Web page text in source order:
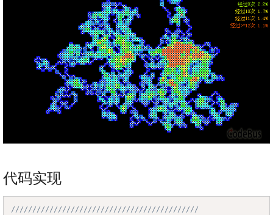
代码实现
////////////////////////////////////////////